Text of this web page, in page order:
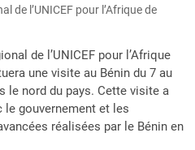
de l’UNICEF pour l’Afrique de
de l’UNICEF pour l’Afrique
une visite au Bénin du 7 au
le nord du pays. Cette visite a
gouvernement et les
réalisées par le Bénin en